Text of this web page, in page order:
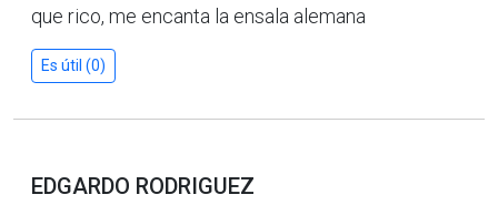
que rico, me encanta la ensala alemana
Es útil (0)
EDGARDO RODRIGUEZ